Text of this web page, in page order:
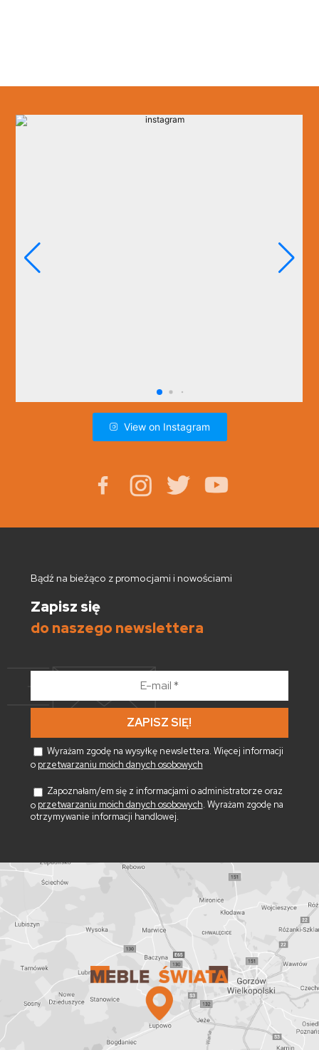
View on Instagram
Bądź na bieżąco z promocjami i nowościami
Zapisz się
do naszego newslettera
*
Wyrażam zgodę na wysyłkę newslettera. Więcej informacji
o przetwarzaniu moich danych osobowych
Zapoznałam/em się z informacjami o administratorze oraz
o przetwarzaniu moich danych osobowych. Wyrażam zgodę na
otrzymywanie informacji handlowej.